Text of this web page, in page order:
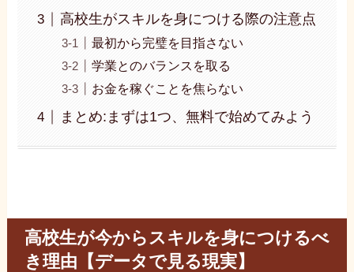
高校生がスキルを身につける際の注意点
最初から完璧を目指さない
学業とのバランスを取る
お金を稼ぐことを焦らない
まとめ:まずは1つ、無料で始めてみよう
高校生が今からスキルを身につけるべ
き理由【データで見る現実】